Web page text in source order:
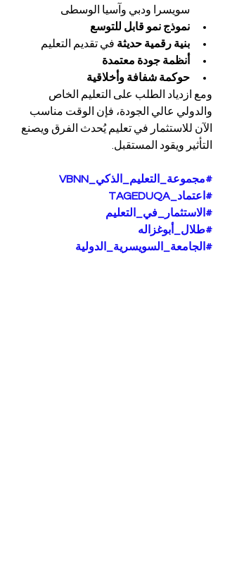
سويسرا ودبي وآسيا الوسطى
نموذج نمو قابل للتوسع
بنية رقمية حديثة في تقديم التعليم
أنظمة جودة معتمدة
حوكمة شفافة وأخلاقية
ومع ازدياد الطلب على التعليم الخاص
والدولي عالي الجودة، فإن الوقت مناسب
الآن للاستثمار في تعليم يُحدث الفرق ويصنع
التأثير ويقود المستقبل.
#مجموعة_التعليم_الذكي_VBNN
#اعتماد_TAGEDUQA
#الاستثمار_في_التعليم
#طلال_أبوغزاله
#الجامعة_السويسرية_الدولية